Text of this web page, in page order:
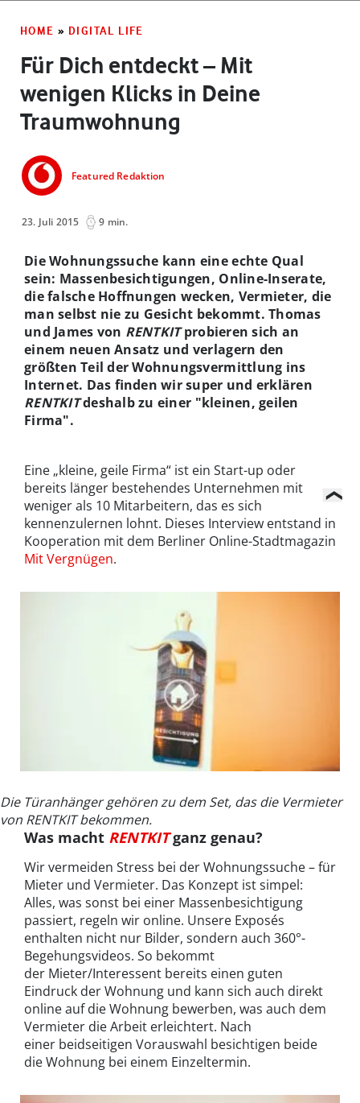
HOME » DIGITAL LIFE
Für Dich entdeckt – Mit
wenigen Klicks in Deine
Traumwohnung
Featured Redaktion
23. Juli 2015 9 min.
Die Wohnungssuche kann eine echte Qual
sein: Massenbesichtigungen, Online-Inserate,
die falsche Hoffnungen wecken, Vermieter, die
man selbst nie zu Gesicht bekommt. Thomas
und James von RENTKITprobieren sich an
einem neuen Ansatz und verlagern den
größten Teil der Wohnungsvermittlung ins
Internet. Das finden wir super und erklären
RENTKITdeshalb zu einer "kleinen, geilen
Firma".
Eine „kleine, geile Firma“ ist ein Start-up oder
bereits länger bestehendes Unternehmen mit
weniger als 10 Mitarbeitern, das es sich
kennenzulernen lohnt. Dieses Interview entstand in
Kooperation mit dem Berliner Online-Stadtmagazin
Mit Vergnügen.
Die Türanhänger gehören zu dem Set, das die Vermieter
von RENTKIT bekommen.
Was macht RENTKITganz genau?
Wir vermeiden Stress bei der Wohnungssuche – für
Mieter und Vermieter. Das Konzept ist simpel:
Alles, was sonst bei einer Massenbesichtigung
passiert, regeln wir online. Unsere Exposés
enthalten nicht nur Bilder, sondern auch 360°-
Begehungsvideos. So bekommt
der Mieter/Interessent bereits einen guten
Eindruck der Wohnung und kann sich auch direkt
online auf die Wohnung bewerben, was auch dem
Vermieter die Arbeit erleichtert. Nach
einer beidseitigen Vorauswahl besichtigen beide
die Wohnung bei einem Einzeltermin.